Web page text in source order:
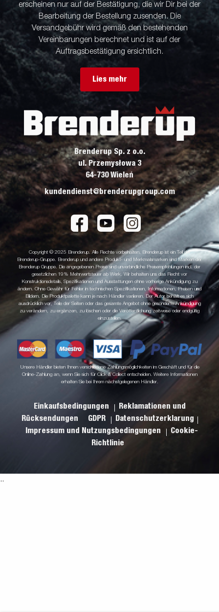
erscheinen nur auf der Bestätigung, die wir Dir bei der
Bearbeitung der Bestellung zusenden. Die
Versandgebühr wird gemäß den bestehenden
Vereinbarungen berechnet und ist auf der
Auftragsbestätigung ersichtlich.
Lies mehr
Brenderup Sp. z o.o.
ul. Przemysłowa 3
64-730 Wieleń
kundendienst@brenderupgroup.com
Copyright © 2025 Brenderup. Alle Rechte vorbehalten. Brenderup ist ein Teil der
Brenderup-Gruppe. Brenderup und andere Produkt- und Merkmalsmarken sind Marken der
Brenderup Gruppe. Die angegebenen Preise sind unverbindliche Preisempfehlungen incl. der
gesetzlichen 19% Mehrwertsteuer ab Werk. Wir behalten uns das Recht vor
Konstruktionsdetails, Spezifikationen und Ausstattungen ohne vorherige Ankündigung zu
ändern. Ohne Gewähr für Fehler in technischen Spezifikationen, Informationen, Preisen und
Bildern. Die Produktpalette kann je nach Händler variieren. Der Autor behält es sich
ausdrücklich vor, Teile der Seiten oder das gesamte Angebot ohne gesonderte Ankündigung
zu verändern, zu ergänzen, zu löschen oder die Veröffentlichung zeitweise oder endgültig
einzustellen.
Unsere Händler bieten Ihnen verschiedene Zahlungsmöglichkeiten im Geschäft und für die
Online-Zahlung an, wenn Sie sich für Click & Collect entscheiden. Weitere Informationen
erhalten Sie bei Ihrem nächstgelegenen Händler.
Einkaufsbedingungen
Reklamationen und
Rücksendungen
GDPR
Datenschutzerklarung
Impressum und Nutzungsbedingungen
Cookie-
Richtlinie
..